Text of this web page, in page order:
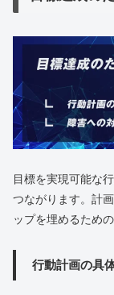
目標を実現可能な
つながります。計
ップを埋めるため
行動計画の具